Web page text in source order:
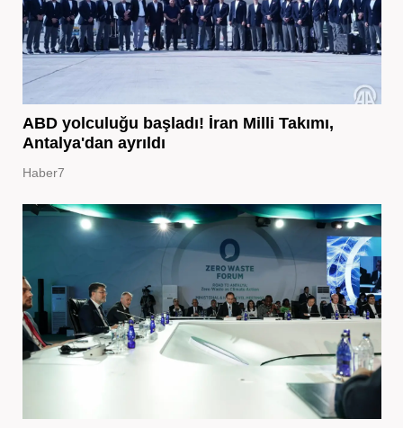
ABD yolculuğu başladı! İran Milli Takımı,
Antalya'dan ayrıldı
Haber7